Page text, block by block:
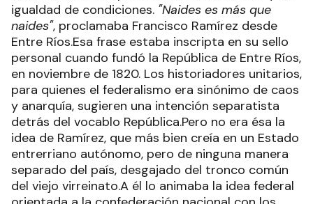
igualdad de condiciones. "Naides es más que
naides", proclamaba Francisco Ramírez desde
Entre Ríos.Esa frase estaba inscripta en su sello
personal cuando fundó la República de Entre Ríos,
en noviembre de 1820. Los historiadores unitarios,
para quienes el federalismo era sinónimo de caos
y anarquía, sugieren una intención separatista
detrás del vocablo República.Pero no era ésa la
idea de Ramírez, que más bien creía en un Estado
entrerriano autónomo, pero de ninguna manera
separado del país, desgajado del tronco común
del viejo virreinato.A él lo animaba la idea federal